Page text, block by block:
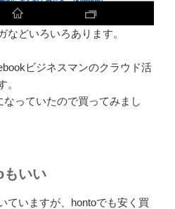
などいろいろあります。
ビジネスマンのクラウド活
。
っていたので買ってみまし
いい
ていますが、hontoでも安く買